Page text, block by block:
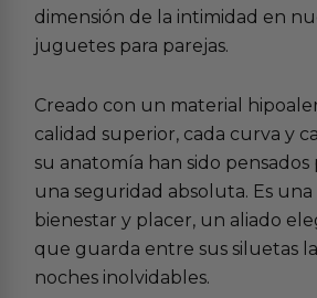
dimensión de la intimidad en
juguetes para parejas.
Creado con un material
calidad superior, cada curva y
su anatomía han sido pensados
una seguridad absoluta. Es
bienestar y placer, un aliado
que guarda entre sus siluetas
noches inolvidables.